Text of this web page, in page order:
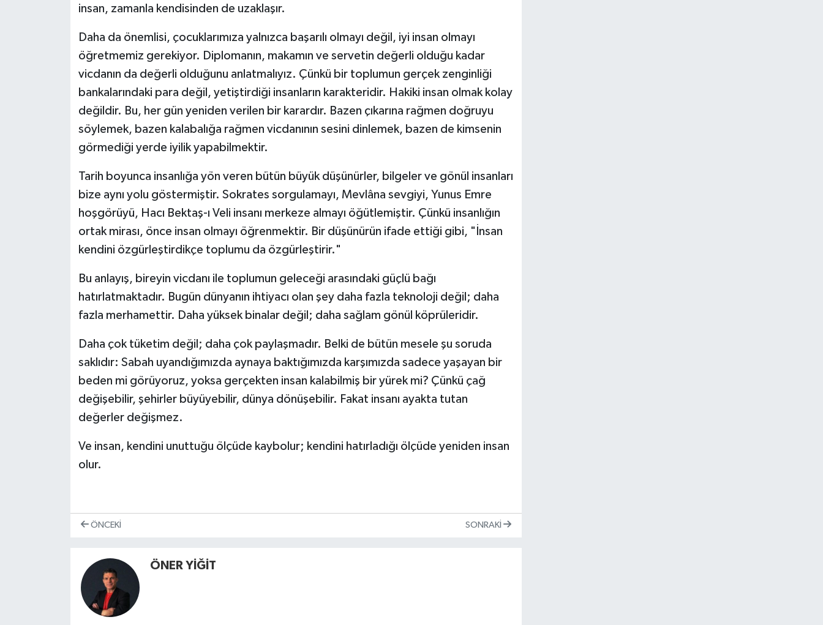
insan, zamanla kendisinden de uzaklaşır.
Daha da önemlisi, çocuklarımıza yalnızca başarılı olmayı değil, iyi insan olmayı
öğretmemiz gerekiyor. Diplomanın, makamın ve servetin değerli olduğu kadar
vicdanın da değerli olduğunu anlatmalıyız. Çünkü bir toplumun gerçek zenginliği
bankalarındaki para değil, yetiştirdiği insanların karakteridir. Hakiki insan olmak kolay
değildir. Bu, her gün yeniden verilen bir karardır. Bazen çıkarına rağmen doğruyu
söylemek, bazen kalabalığa rağmen vicdanının sesini dinlemek, bazen de kimsenin
görmediği yerde iyilik yapabilmektir.
Tarih boyunca insanlığa yön veren bütün büyük düşünürler, bilgeler ve gönül insanları
bize aynı yolu göstermiştir. Sokrates sorgulamayı, Mevlâna sevgiyi, Yunus Emre
hoşgörüyü, Hacı Bektaş-ı Veli insanı merkeze almayı öğütlemiştir. Çünkü insanlığın
ortak mirası, önce insan olmayı öğrenmektir. Bir düşünürün ifade ettiği gibi, "İnsan
kendini özgürleştirdikçe toplumu da özgürleştirir."
Bu anlayış, bireyin vicdanı ile toplumun geleceği arasındaki güçlü bağı
hatırlatmaktadır. Bugün dünyanın ihtiyacı olan şey daha fazla teknoloji değil; daha
fazla merhamettir. Daha yüksek binalar değil; daha sağlam gönül köprüleridir.
Daha çok tüketim değil; daha çok paylaşmadır. Belki de bütün mesele şu soruda
saklıdır: Sabah uyandığımızda aynaya baktığımızda karşımızda sadece yaşayan bir
beden mi görüyoruz, yoksa gerçekten insan kalabilmiş bir yürek mi? Çünkü çağ
değişebilir, şehirler büyüyebilir, dünya dönüşebilir. Fakat insanı ayakta tutan
değerler değişmez.
Ve insan, kendini unuttuğu ölçüde kaybolur; kendini hatırladığı ölçüde yeniden insan
olur.
ÖNCEKI SONRAKI
ÖNER YİĞİT